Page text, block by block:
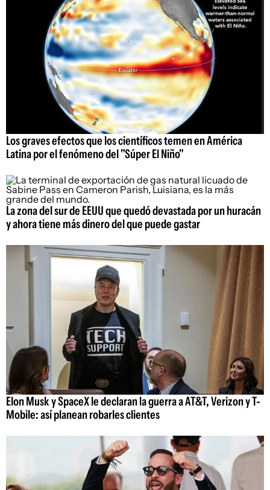
Los graves efectos que los científicos temen en América
Latina por el fenómeno del "Súper El Niño"
La zona del sur de EEUU que quedó devastada por un huracán
y ahora tiene más dinero del que puede gastar
Elon Musk y SpaceX le declaran la guerra a AT&T, Verizon y T-
Mobile: así planean robarles clientes